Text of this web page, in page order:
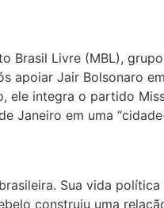
Brasil Livre (MBL),
apoiar Jair Bolsonaro
integra o partido
Janeiro em uma
Sua vida
construiu uma